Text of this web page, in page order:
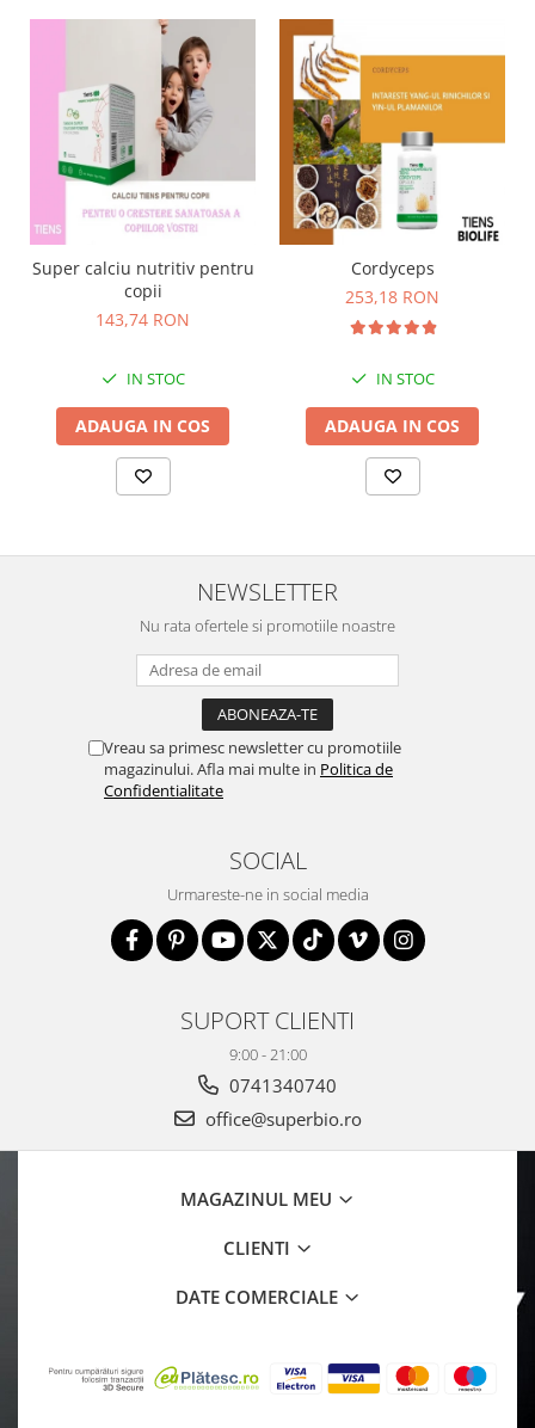
Super calciu nutritiv pentru
copii
143,74 RON
IN STOC
ADAUGA IN COS
Cordyceps
253,18 RON
IN STOC
ADAUGA IN COS
NEWSLETTER
Nu rata ofertele si promotiile noastre
Vreau sa primesc newsletter cu promotiile
magazinului. Afla mai multe in Politica de
Confidentialitate
SOCIAL
Urmareste-ne in social media
SUPORT CLIENTI
9:00 - 21:00
0741340740
office@superbio.ro
MAGAZINUL MEU
CLIENTI
DATE COMERCIALE